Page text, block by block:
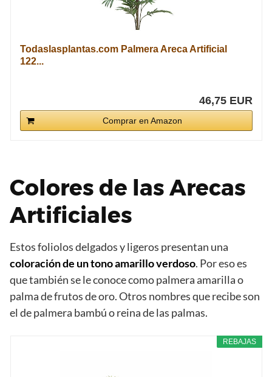
Todaslasplantas.com Palmera Areca Artificial
122...
46,75 EUR
Comprar en Amazon
Colores de las Arecas
Artificiales
Estos foliolos delgados y ligeros presentan una
coloración de un tono amarillo verdoso. Por eso es
que también se le conoce como palmera amarilla o
palma de frutos de oro. Otros nombres que recibe son
el de palmera bambú o reina de las palmas.
REBAJAS